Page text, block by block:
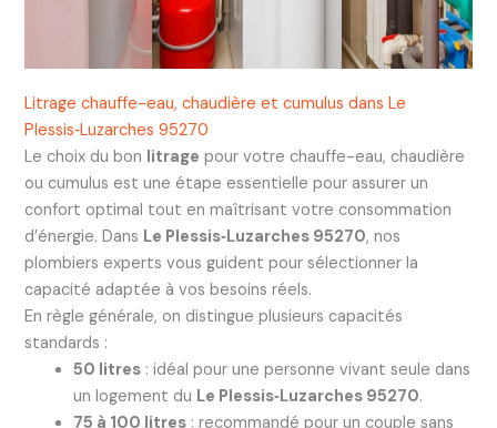
Litrage chauffe-eau, chaudière et cumulus dans Le
Plessis‑Luzarches 95270
Le choix du bon litrage pour votre chauffe-eau, chaudière
ou cumulus est une étape essentielle pour assurer un
confort optimal tout en maîtrisant votre consommation
d’énergie. Dans Le Plessis‑Luzarches 95270, nos
plombiers experts vous guident pour sélectionner la
capacité adaptée à vos besoins réels.
En règle générale, on distingue plusieurs capacités
standards :
50 litres: idéal pour une personne vivant seule dans
un logement du Le Plessis‑Luzarches 95270.
75 à 100 litres: recommandé pour un couple sans